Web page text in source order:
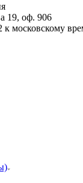
19, оф. 906
московскому